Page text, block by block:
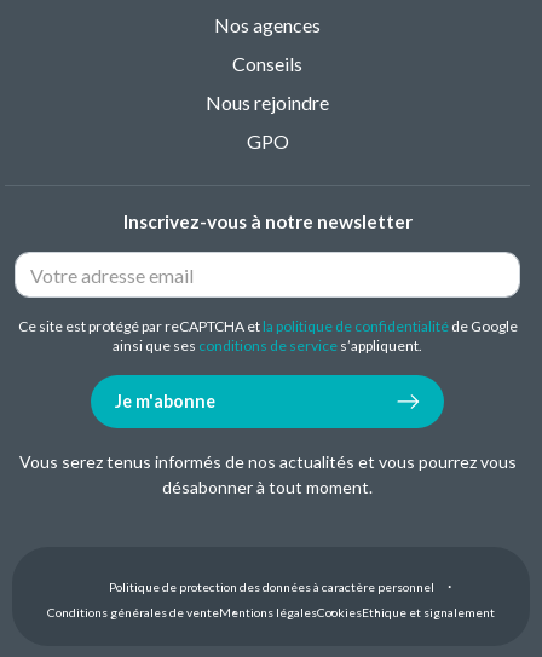
Nos agences
Conseils
Nous rejoindre
GPO
Inscrivez-vous à notre newsletter
Ce site est protégé par reCAPTCHA et la politique de confidentialitéde Google
ainsi que ses conditions de service s’appliquent.
Je m'abonne
Vous serez tenus informés de nos actualités et vous pourrez vous
désabonner à tout moment.
Politique de protection des données à caractère personnel
Conditions générales de venteMentions légalesCookiesEthique et signalement